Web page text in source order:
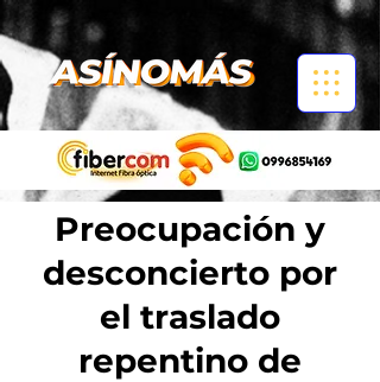
Preocupación y
desconcierto por
el traslado
repentino de